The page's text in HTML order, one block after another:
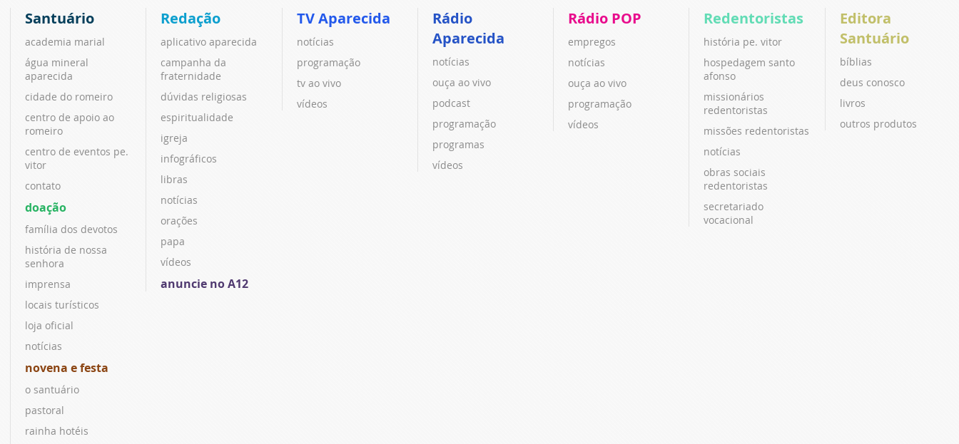
Santuário
academia marial
água mineral
aparecida
cidade do romeiro
centro de apoio ao
romeiro
centro de eventos pe.
vitor
contato
doação
família dos devotos
história de nossa
senhora
imprensa
locais turísticos
loja oficial
notícias
novena e festa
o santuário
pastoral
rainha hotéis
Redação
aplicativo aparecida
campanha da
fraternidade
dúvidas religiosas
espiritualidade
igreja
infográficos
libras
notícias
orações
papa
vídeos
anuncie no A12
TV Aparecida
notícias
programação
tv ao vivo
vídeos
Rádio
Aparecida
notícias
ouça ao vivo
podcast
programação
programas
vídeos
Rádio POP
empregos
notícias
ouça ao vivo
programação
vídeos
Redentoristas
história pe. vitor
hospedagem santo
afonso
missionários
redentoristas
missões redentoristas
notícias
obras sociais
redentoristas
secretariado
vocacional
Editora
Santuário
bíblias
deus conosco
livros
outros produtos